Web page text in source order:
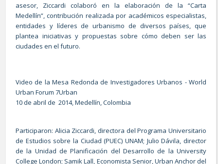
asesor, Ziccardi colaboró en la elaboración de la “Carta
Medellín”, contribución realizada por académicos especialistas,
entidades y líderes de urbanismo de diversos países, que
plantea iniciativas y propuestas sobre cómo deben ser las
ciudades en el futuro.
Video de la Mesa Redonda de Investigadores Urbanos - World
Urban Forum 7Urban
10 de abril de 2014, Medellín, Colombia
Participaron: Alicia Ziccardi, directora del Programa Universitario
de Estudios sobre la Ciudad (PUEC) UNAM; Julio Dávila, director
de la Unidad de Planificación del Desarrollo de la University
College London; Samik Lall, Economista Senior, Urban Anchor del